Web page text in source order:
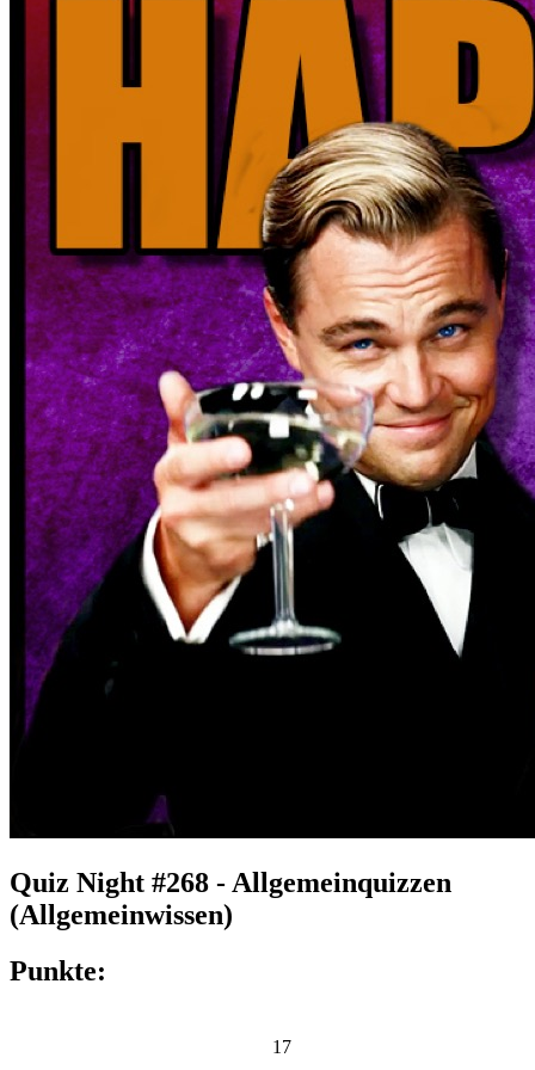
Quiz Night #268 - Allgemeinquizzen
(Allgemeinwissen)
Punkte:
17